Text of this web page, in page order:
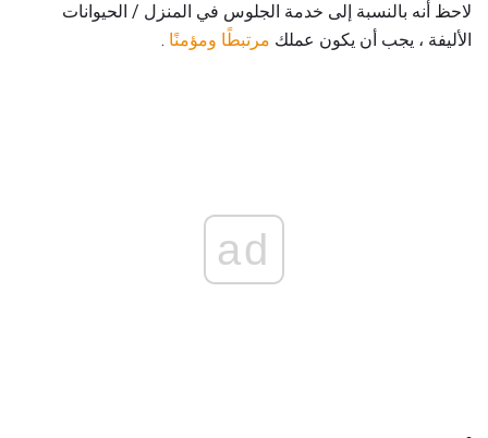
لاحظ أنه بالنسبة إلى خدمة الجلوس في المنزل / الحيوانات
الأليفة ، يجب أن يكون عملك مرتبطًا ومؤمنًا .
ad